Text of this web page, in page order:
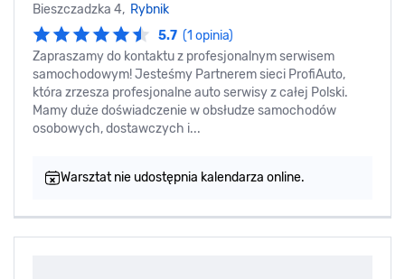
Bieszczadzka 4, Rybnik
5.7 (1 opinia)
Zapraszamy do kontaktu z profesjonalnym serwisem
samochodowym! Jesteśmy Partnerem sieci ProfiAuto,
która zrzesza profesjonalne auto serwisy z całej Polski.
Mamy duże doświadczenie w obsłudze samochodów
osobowych, dostawczych i...
Warsztat nie udostępnia kalendarza online.